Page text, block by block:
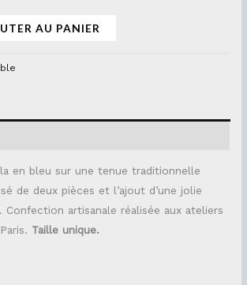
AU PANIER
en bleu sur une tenue traditionnelle
de deux pièces et l’ajout d’une jolie
artisanale réalisée aux ateliers
Taille unique.